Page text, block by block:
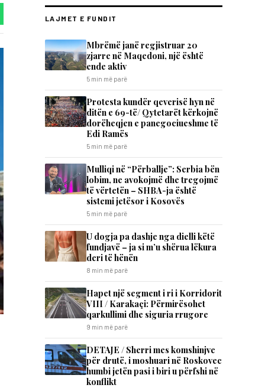
LAJMET E FUNDIT
Mbrëmë janë regjistruar 20
zjarre në Maqedoni, një është
ende aktiv
5 min më parë
Protesta kundër qeverisë hyn në
ditën e 69-të/ Qytetarët kërkojnë
dorëheqjen e panegociueshme të
Edi Ramës
5 min më parë
Mulliqi në “Përballje”: Serbia bën
lobim, ne avokojmë dhe tregojmë
të vërtetën – SHBA-ja është
sistemi jetësor i Kosovës
5 min më parë
U dogja pa dashje nga dielli këtë
fundjavë – ja si m’u shërua lëkura
deri të hënën
8 min më parë
Hapet një segment i ri i Korridorit
VIII / Karakaçi: Përmirësohet
qarkullimi dhe siguria rrugore
9 min më parë
DETAJE / Sherri mes komshinjve
për drutë, i moshuari në Roskovec
humbi jetën pasi i biri u përfshi në
konflikt